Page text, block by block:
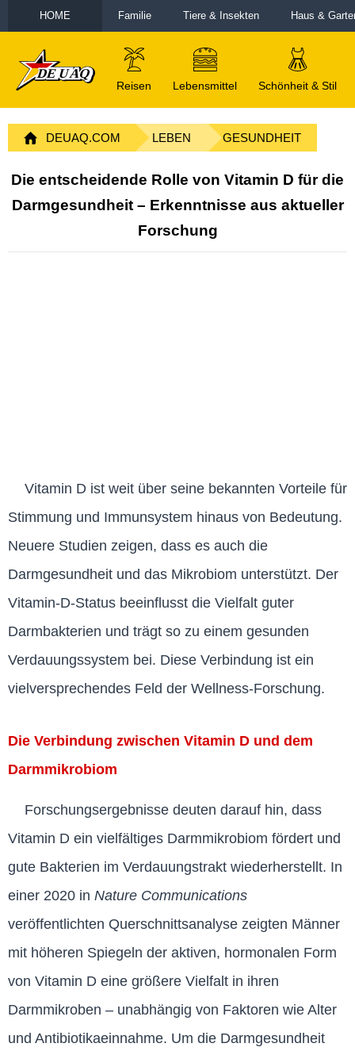
HOME Familie Tiere & Insekten Haus &
Reisen Lebensmittel Schönheit & Stil
DEUAQ.COM LEBEN GESUNDHEIT
Die entscheidende Rolle von Vitamin D für die
Darmgesundheit – Erkenntnisse aus aktueller
Forschung
Vitamin D ist weit über seine bekannten Vorteile für
Stimmung und Immunsystem hinaus von Bedeutung.
Neuere Studien zeigen, dass es auch die
Darmgesundheit und das Mikrobiom unterstützt. Der
Vitamin-D-Status beeinflusst die Vielfalt guter
Darmbakterien und trägt so zu einem gesunden
Verdauungssystem bei. Diese Verbindung ist ein
vielversprechendes Feld der Wellness-Forschung.
Die Verbindung zwischen Vitamin D und dem
Darmmikrobiom
Forschungsergebnisse deuten darauf hin, dass
Vitamin D ein vielfältiges Darmmikrobiom fördert und
gute Bakterien im Verdauungstrakt wiederherstellt. In
einer 2020 in Nature Communications
veröffentlichten Querschnittsanalyse zeigten Männer
mit höheren Spiegeln der aktiven, hormonalen Form
von Vitamin D eine größere Vielfalt in ihren
Darmmikroben – unabhängig von Faktoren wie Alter
und Antibiotikaeinnahme. Um die Darmgesundheit